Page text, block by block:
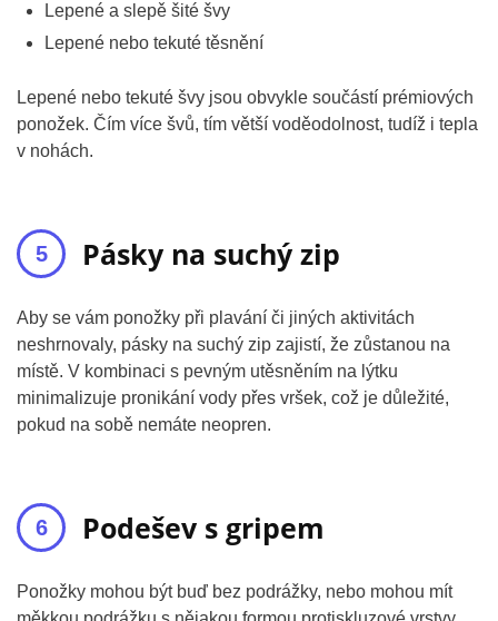
Lepené a slepě šité švy
Lepené nebo tekuté těsnění
Lepené nebo tekuté švy jsou obvykle součástí prémiových
ponožek. Čím více švů, tím větší voděodolnost, tudíž i tepla
v nohách.
Pásky na suchý zip
Aby se vám ponožky při plavání či jiných aktivitách
neshrnovaly, pásky na suchý zip zajistí, že zůstanou na
místě. V kombinaci s pevným utěsněním na lýtku
minimalizuje pronikání vody přes vršek, což je důležité,
pokud na sobě nemáte neopren.
Podešev s gripem
Ponožky mohou být buď bez podrážky, nebo mohou mít